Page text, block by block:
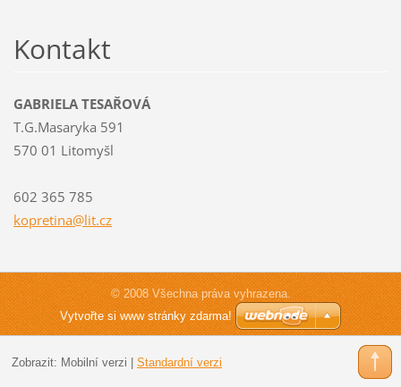
Kontakt
GABRIELA TESAŘOVÁ
T.G.Masaryka 591
570 01 Litomyšl
602 365 785
kopretina@lit.cz
© 2008 Všechna práva vyhrazena.
Vytvořte si www stránky zdarma!
Zobrazit: Mobilní verzi Standardní verzi